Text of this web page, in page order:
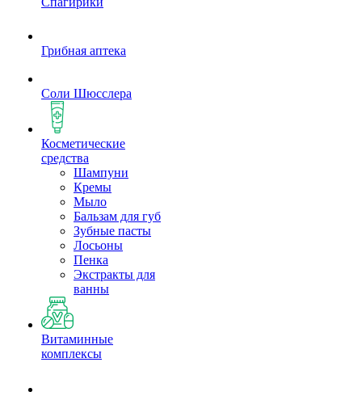
Грибная аптека
Соли Шюсслера
Косметические
средства
Шампуни
Кремы
Мыло
Бальзам для губ
Зубные пасты
Лосьоны
Пенка
Экстракты для
ванны
Витаминные
комплексы